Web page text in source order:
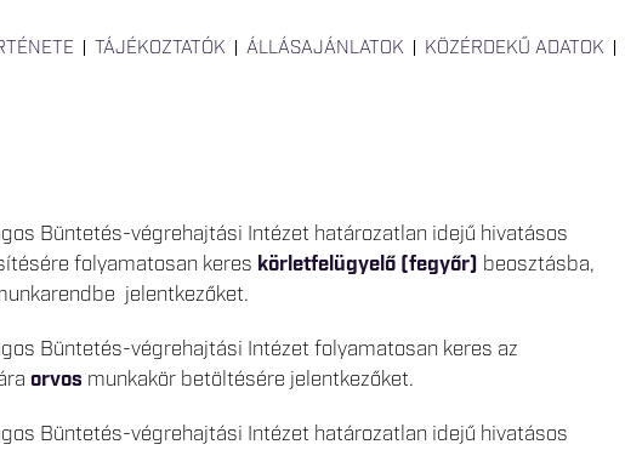
TÁJÉKOZTATÓK ÁLLÁSAJÁNLATOK KÖZÉRDEKŰ ADATOK
Büntetés-végrehajtási Intézet határozatlan idejű hivatásos
folyamatosan keres körletfelügyelő (fegyőr) beosztásba,
jelentkezőket.
Büntetés-végrehajtási Intézet folyamatosan keres az
orvos munkakör betöltésére jelentkezőket.
Büntetés-végrehajtási Intézet határozatlan idejű hivatásos